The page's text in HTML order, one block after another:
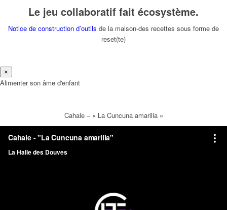
Le jeu collaboratif fait écosystème.
Notice de construction d’outils de la maison-des recettes sous forme de
reset(te)
×
Alimenter son âme d'enfant
Cahale – « La Cuncuna amarilla »